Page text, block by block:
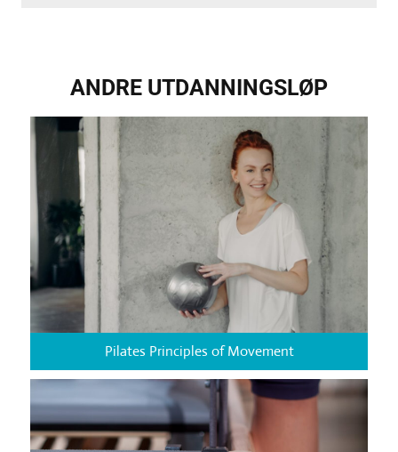
ANDRE UTDANNINGSLØP
Pilates Principles of Movement
Showing
of